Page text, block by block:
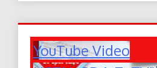
YouTube Video